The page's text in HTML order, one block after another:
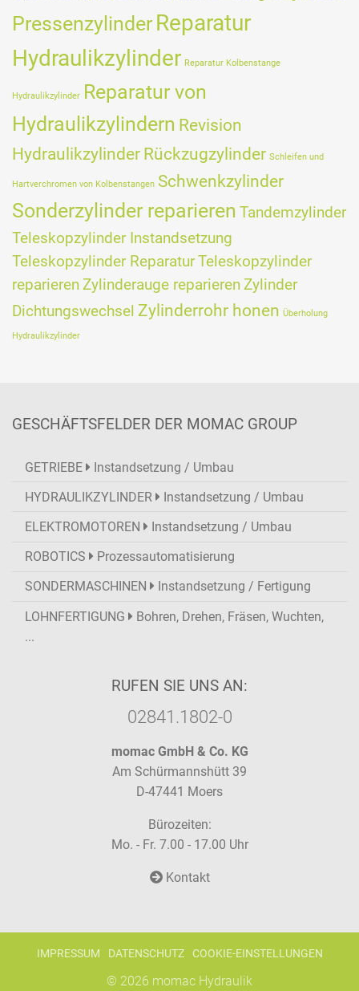
Pressenzylinder Reparatur
Hydraulikzylinder Reparatur Kolbenstange
Hydraulikzylinder Reparatur von
Hydraulikzylindern Revision
Hydraulikzylinder Rückzugzylinder Schleifen und
Hartverchromen von Kolbenstangen Schwenkzylinder
Sonderzylinder reparieren Tandemzylinder
Teleskopzylinder Instandsetzung
Teleskopzylinder ReparaturTeleskopzylinder
reparierenZylinderauge reparierenZylinder
Dichtungswechsel Zylinderrohr honen Überholung
Hydraulikzylinder
GESCHÄFTSFELDER DER MOMAC GROUP
GETRIEBE
Instandsetzung / Umbau
HYDRAULIKZYLINDER
Instandsetzung / Umbau
ELEKTROMOTOREN
Instandsetzung / Umbau
ROBOTICS
Prozessautomatisierung
SONDERMASCHINEN
Instandsetzung / Fertigung
LOHNFERTIGUNG
Bohren, Drehen, Fräsen, Wuchten,
...
RUFEN SIE UNS AN:
02841.1802-0
momac GmbH & Co. KG
Am Schürmannshütt 39
D-47441 Moers
Bürozeiten:
Mo. - Fr. 7.00 - 17.00 Uhr
Kontakt
IMPRESSUM DATENSCHUTZ COOKIE-EINSTELLUNGEN
© 2026 momac Hydraulik